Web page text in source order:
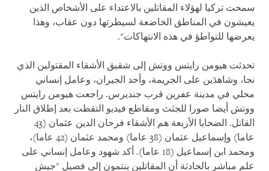
سمحت تركيا لهؤلاء المقاتلين بالاعتداء على الأشخاص الذين
يعيشون في المناطق الخاضعة لسيطرتها دون عقاب، وهذا
يعرضها للتواطؤ في هذه الانتهاكات".
تحدثت هيومن رايتس ووتش إلى شقيق الأشقاء المقتولين الذي
نجا، وشاهدَين على الجريمة، وأحد الجيران، وعامل إنساني
محلي في مدينة عفرين قرب جنديرس. راجعت هيومن رايتس
ووتش أيضا صورا للجثث ومقاطع فيديو التقطت بعد إطلاق النار
القاتل. الضحايا الأربعة هم الأشقاء فرحان الدين عثمان (43
عاما) وإسماعيل عثمان (38 عاما) ومحمد عثمان (42 عاما)،
ومحمد ابن إسماعيل (18 عاما). أكد شهود وعامل إنساني على
علم مباشر بالحادثة أن المقاتلين ينتمون إلى فصيل "جيش